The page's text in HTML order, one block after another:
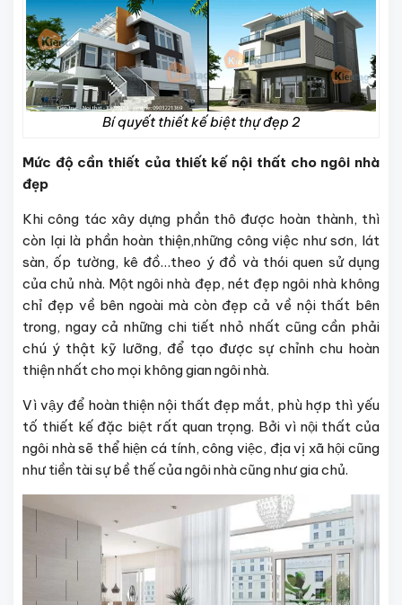
Bí quyết thiết kế biệt thự đẹp 2
Mức độ cần thiết của thiết kế nội thất cho ngôi nhà
đẹp
Khi công tác xây dựng phần thô được hoàn thành, thì
còn lại là phần hoàn thiện,những công việc như sơn, lát
sàn, ốp tường, kê đồ…theo ý đồ và thói quen sử dụng
của chủ nhà. Một ngôi nhà đẹp, nét đẹp ngôi nhà không
chỉ đẹp về bên ngoài mà còn đẹp cả về nội thất bên
trong, ngay cả những chi tiết nhỏ nhất cũng cần phải
chú ý thật kỹ lưỡng, để tạo được sự chỉnh chu hoàn
thiện nhất cho mọi không gian ngôi nhà.
Vì vậy để hoàn thiện nội thất đẹp mắt, phù hợp thì yếu
tố thiết kế đặc biệt rất quan trọng. Bởi vì nội thất của
ngôi nhà sẽ thể hiện cá tính, công việc, địa vị xã hội cũng
như tiền tài sự bề thế của ngôi nhà cũng như gia chủ.